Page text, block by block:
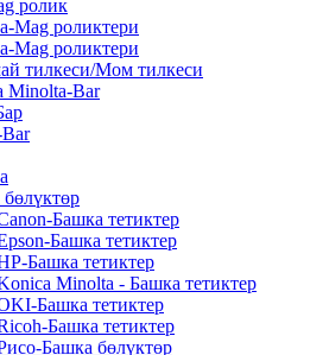
ролик
Mag роликтери
Mag роликтери
тилкеси/Мом тилкеси
Minolta-Bar
Башка тетиктер
Башка тетиктер
Башка тетиктер
Minolta - Башка тетиктер
Башка тетиктер
Башка тетиктер
Башка бөлүктөр